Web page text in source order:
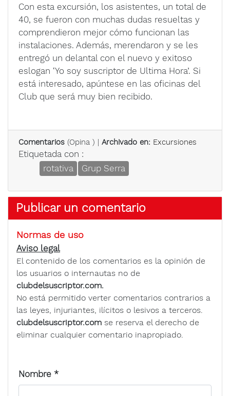
Con esta excursión, los asistentes, un total de
40, se fueron con muchas dudas resueltas y
comprendieron mejor cómo funcionan las
instalaciones. Además, merendaron y se les
entregó un delantal con el nuevo y exitoso
eslogan ‘Yo soy suscriptor de Ultima Hora’. Si
está interesado, apúntese en las oficinas del
Club que será muy bien recibido.
Comentarios (Opina ) | Archivado en: Excursiones
Etiquetada con :
rotativa
Grup Serra
Publicar un comentario
Normas de uso
Aviso legal
El contenido de los comentarios es la opinión de
los usuarios o internautas no de
clubdelsuscriptor.com.
No está permitido verter comentarios contrarios a
las leyes, injuriantes, ilícitos o lesivos a terceros.
clubdelsuscriptor.com se reserva el derecho de
eliminar cualquier comentario inapropiado.
Nombre *